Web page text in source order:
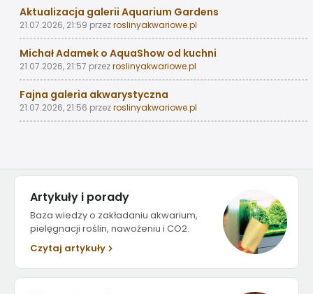
Aktualizacja galerii Aquarium Gardens
21.07.2026, 21:59 przezroslinyakwariowe.pl
Michał Adamek o AquaShow od kuchni
21.07.2026, 21:57 przezroslinyakwariowe.pl
Fajna galeria akwarystyczna
21.07.2026, 21:56 przezroslinyakwariowe.pl
Artykuły i porady
Baza wiedzy o zakładaniu akwarium,
pielęgnacji roślin, nawożeniu i CO2.
Czytaj artykuły